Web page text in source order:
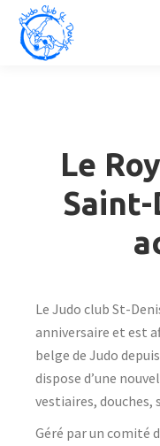
Le
Saint-
Le Judo club St-
anniversaire et est
belge de Judo
dispose d’une
vestiaires,
Géré par un comité